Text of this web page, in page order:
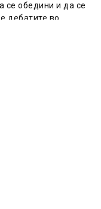
се обедини и да се
дебатите во